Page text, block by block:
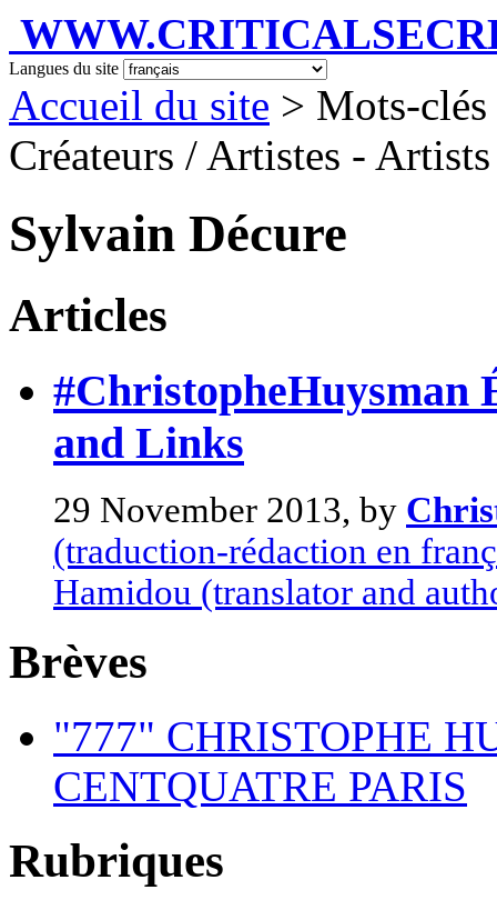
Langues du site
Accueil du site > Mots-
Créateurs / Artistes -
Sylvain Décure
Articles
#ChristopheHuysman
and Links
29 November 2013, by
(traduction-rédaction en
Hamidou (translator and
Brèves
"777" CHRISTOPHE
CENTQUATRE PARIS
Rubriques